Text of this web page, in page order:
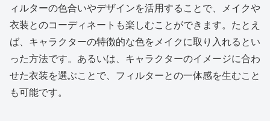
ィルターの色合いやデザインを活用することで、メイクや
衣装とのコーディネートも楽しむことができます。たとえ
ば、キャラクターの特徴的な色をメイクに取り入れるとい
った方法です。あるいは、キャラクターのイメージに合わ
せた衣装を選ぶことで、フィルターとの一体感を生むこと
も可能です。